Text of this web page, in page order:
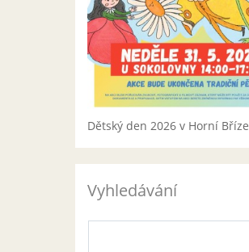
Dětský den 2026 v Horní Bříze
Vyhledávání